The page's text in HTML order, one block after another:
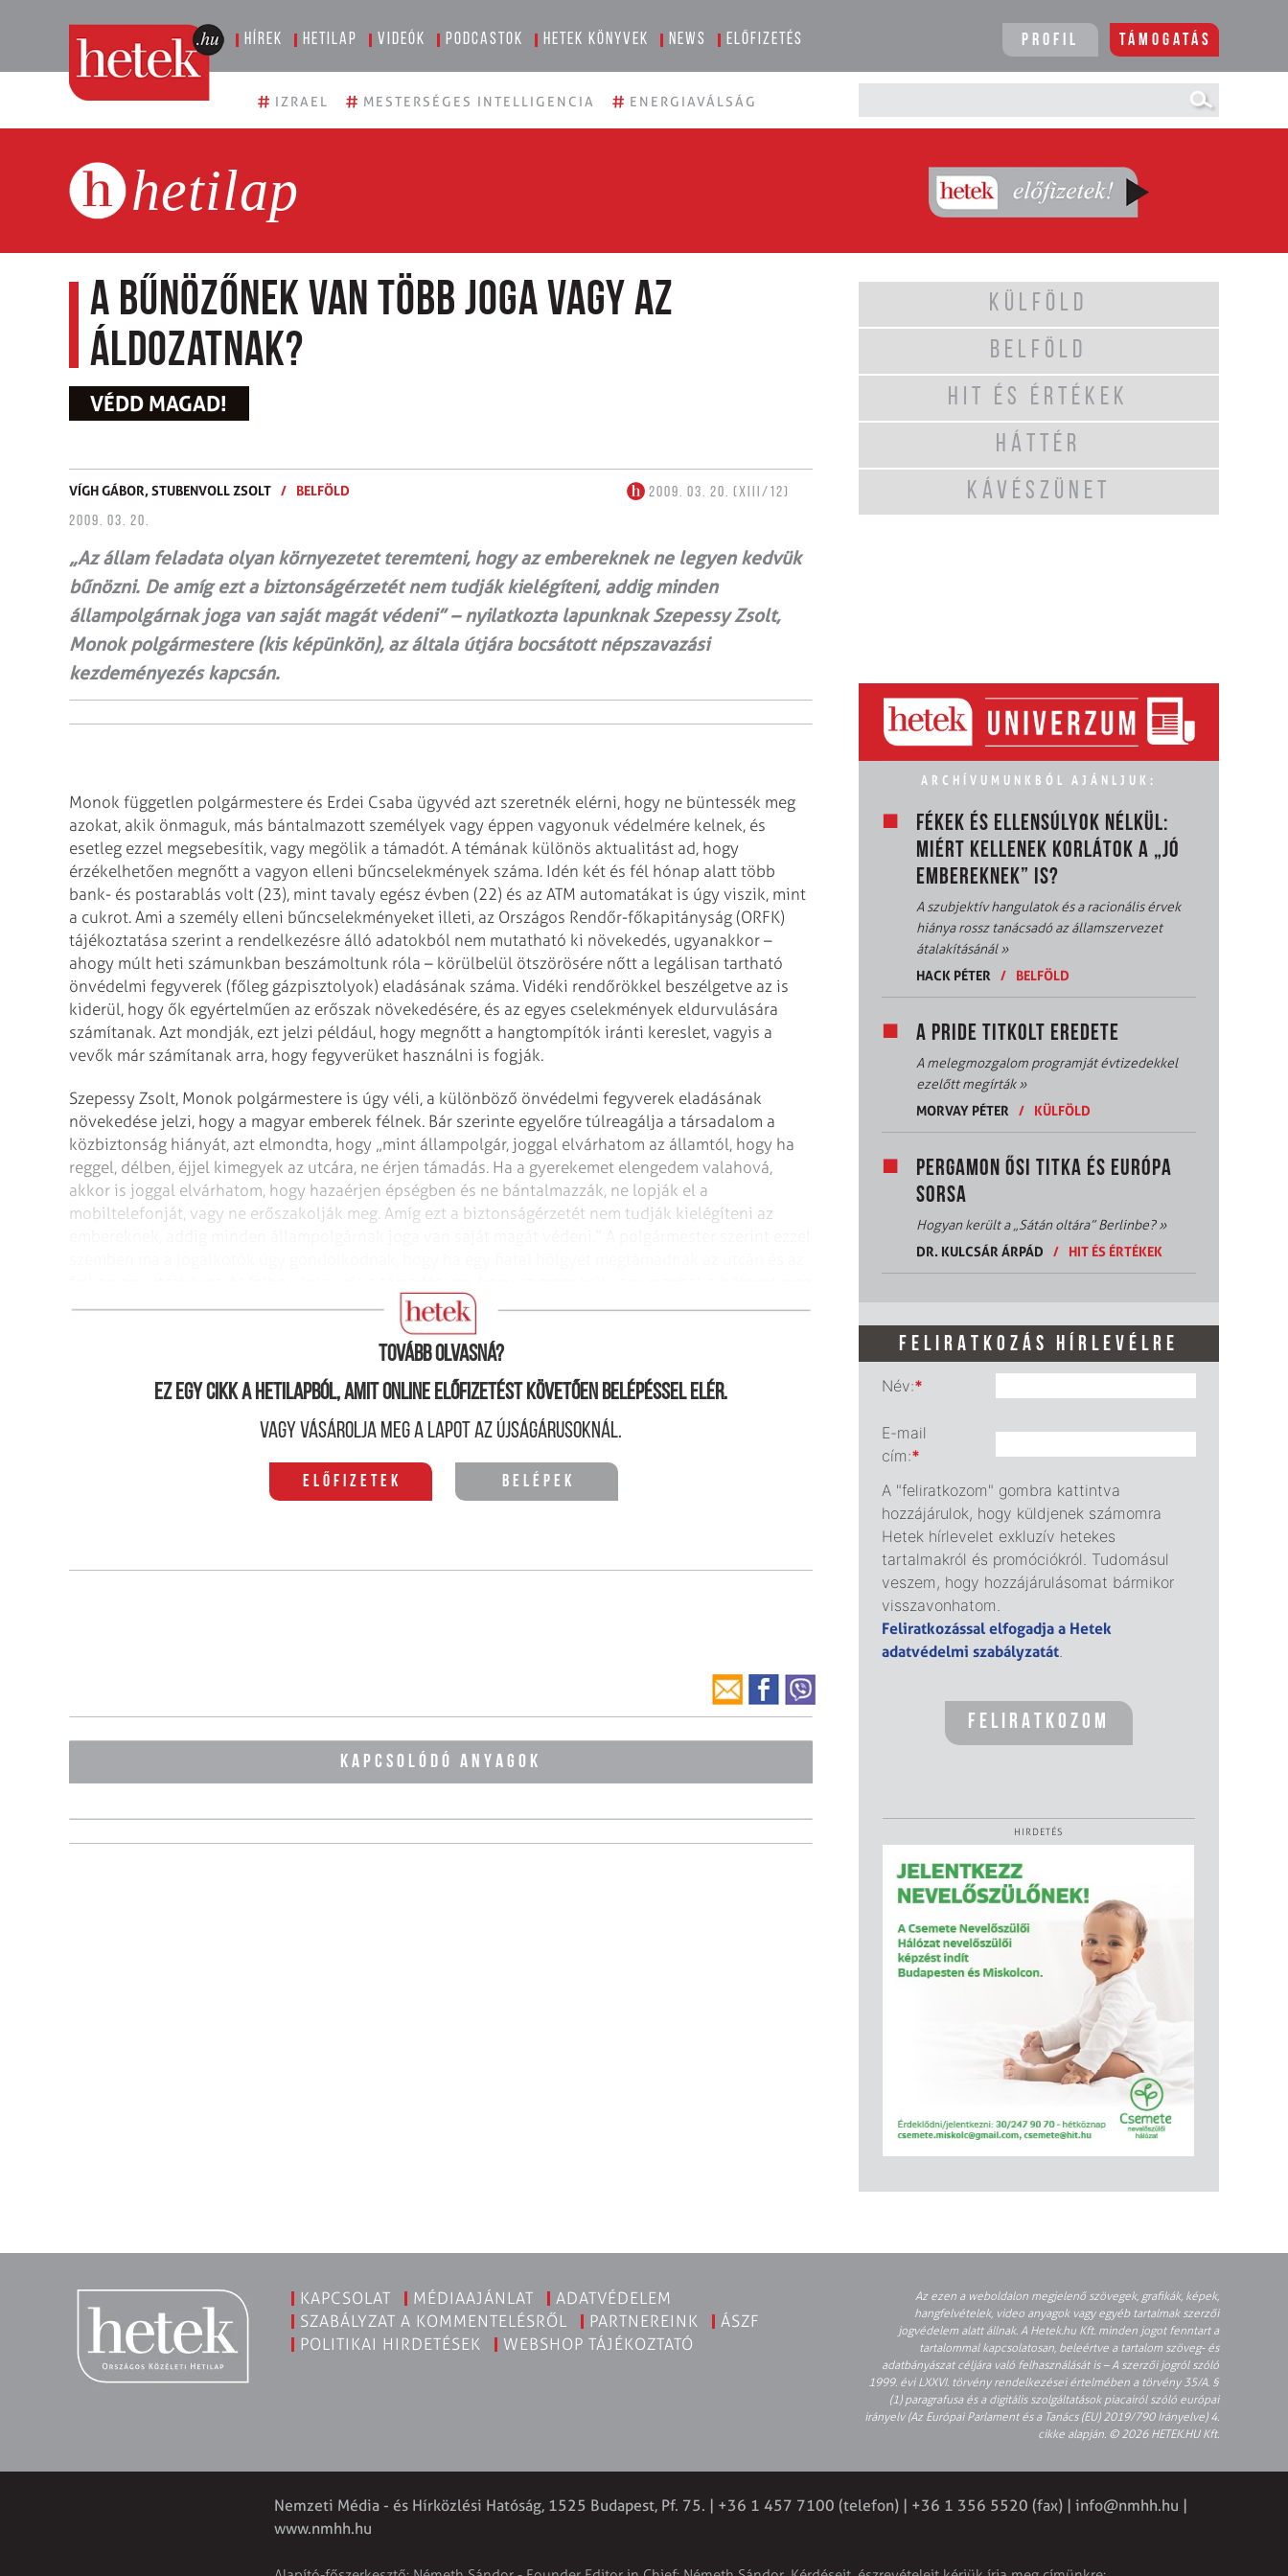
Hírek Hetilap Videók Podcastok Hetek könyvek News Előfizetés Profil Támogatás
# IZRAEL # MESTERSÉGES INTELLIGENCIA # ENERGIAVÁLSÁG
hetilap
A bűnözőnek van több joga vagy az
áldozatnak?
VÉDD MAGAD!
VÍGH GÁBOR,STUBENVOLL ZSOLT / BELFÖLD
2009. 03. 20. (XIII/12)
2009. 03. 20.
„Az állam feladata olyan környezetet teremteni, hogy az embereknek ne legyen kedvük
bűnözni. De amíg ezt a biztonságérzetét nem tudják kielégíteni, addig minden
állampolgárnak joga van saját magát védeni” – nyilatkozta lapunknak Szepessy Zsolt,
Monok polgármestere (kis képünkön), az általa útjára bocsátott népszavazási
kezdeményezés kapcsán.
Monok független polgármestere és Erdei Csaba ügyvéd azt szeretnék elérni, hogy ne büntessék meg
azokat, akik önmaguk, más bántalmazott személyek vagy éppen vagyonuk védelmére kelnek, és
esetleg ezzel megsebesítik, vagy megölik a támadót. A témának különös aktualitást ad, hogy
érzékelhetően megnőtt a vagyon elleni bűncselekmények száma. Idén két és fél hónap alatt több
bank- és postarablás volt (23), mint tavaly egész évben (22) és az ATM automatákat is úgy viszik, mint
a cukrot. Ami a személy elleni bűncselekményeket illeti, az Országos Rendőr-főkapitányság (ORFK)
tájékoztatása szerint a rendelkezésre álló adatokból nem mutatható ki növekedés, ugyanakkor –
ahogy múlt heti számunkban beszámoltunk róla – körülbelül ötszörösére nőtt a legálisan tartható
önvédelmi fegyverek (főleg gázpisztolyok) eladásának száma. Vidéki rendőrökkel beszélgetve az is
kiderül, hogy ők egyértelműen az erőszak növekedésére, és az egyes cselekmények eldurvulására
számítanak. Azt mondják, ezt jelzi például, hogy megnőtt a hangtompítók iránti kereslet, vagyis a
vevők már számítanak arra, hogy fegyverüket használni is fogják.
Szepessy Zsolt, Monok polgármestere is úgy véli, a különböző önvédelmi fegyverek eladásának
növekedése jelzi, hogy a magyar emberek félnek. Bár szerinte egyelőre túlreagálja a társadalom a
közbiztonság hiányát, azt elmondta, hogy „mint állampolgár, joggal elvárhatom az államtól, hogy ha
reggel, délben, éjjel kimegyek az utcára, ne érjen támadás. Ha a gyerekemet elengedem valahová,
akkor is joggal elvárhatom, hogy hazaérjen épségben és ne bántalmazzák, ne lopják el a
mobiltelefonját, vagy ne erőszakolják meg. Amíg ezt a biztonságérzetét nem tudják kielégíteni az
fogják büntetni, mert túllépte az arányosságot, hiszen puszta kézzel kellett volna védekeznie.
Tovább olvasná?
Ez egy cikk a hetilapból, amit online előfizetést követően belépéssel elér.
Vagy vásárolja meg a lapot az újságárusoknál.
Előfizetek Belépek
KAPCSOLÓDÓ ANYAGOK
KÜLFÖLD
BELFÖLD
HIT ÉS ÉRTÉKEK
HÁTTÉR
KÁVÉSZÜNET
ARCHÍVUMUNKBÓL AJÁNLJUK:
FÉKEK ÉS ELLENSÚLYOK NÉLKÜL:
MIÉRT KELLENEK KORLÁTOK A „JÓ
EMBEREKNEK” IS?
A szubjektív hangulatok és a racionális érvek
hiánya rossz tanácsadó az államszervezet
átalakításánál»
HACK PÉTER
/ BELFÖLD
A PRIDE TITKOLT EREDETE
A melegmozgalom programját évtizedekkel
ezelőtt megírták»
MORVAY PÉTER
/ KÜLFÖLD
PERGAMON ŐSI TITKA ÉS EURÓPA
SORSA
Hogyan került a „Sátán oltára” Berlinbe?»
DR. KULCSÁR ÁRPÁD
/ HIT ÉS ÉRTÉKEK
FELIRATKOZÁS HÍRLEVÉLRE
Név:*
E-mail
cím:*
A "feliratkozom" gombra kattintva
hozzájárulok, hogy küldjenek számomra
Hetek hírlevelet exkluzív hetekes
tartalmakról és promóciókról. Tudomásul
veszem, hogy hozzájárulásomat bármikor
visszavonhatom.
Feliratkozással elfogadja a Hetek
adatvédelmi szabályzatát.
HIRDETÉS
KAPCSOLAT MÉDIAAJÁNLAT
ADATVÉDELEM
SZABÁLYZAT A KOMMENTELÉSRŐL
PARTNEREINK
ÁSZF
POLITIKAI HIRDETÉSEK
WEBSHOP TÁJÉKOZTATÓ
Az ezen a weboldalon megjelenő szövegek, grafikák, képek,
hangfelvételek, video anyagok vagy egyéb tartalmak szerzői
jogvédelem alatt állnak. A Hetek.hu Kft. minden jogot fenntart a
tartalommal kapcsolatosan, beleértve a tartalom szöveg- és
adatbányászat céljára való felhasználását is – A szerzői jogról szóló
1999. évi LXXVI. törvény rendelkezései értelmében a törvény 35/A. §
(1) paragrafusa és a digitális szolgáltatások piacairól szóló európai
irányelv (Az Európai Parlament és a Tanács (EU) 2019/790 Irányelve) 4.
cikke alapján. © 2026 HETEK.HU Kft.
Nemzeti Média - és Hírközlési Hatóság, 1525 Budapest, Pf. 75. | +36 1 457 7100 (telefon) | +36 1 356 5520 (fax) | info@nmhh.hu
www.nmhh.hu